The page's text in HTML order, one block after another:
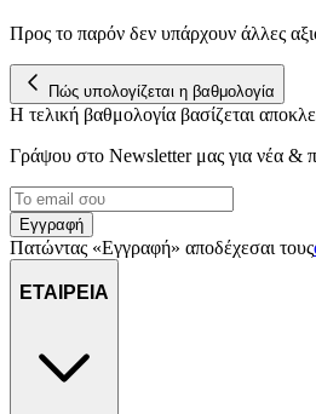
Προς το παρόν δεν υπάρχουν άλλες
Πώς υπολογίζεται η βαθμολογία
Η τελική βαθμολογία βασίζεται
Γράψου στο Νewsletter μας για νέα &
Εγγραφή
Πατώντας «Εγγραφή» αποδέχεσαι τους
ΕΤΑΙΡΕΙΑ